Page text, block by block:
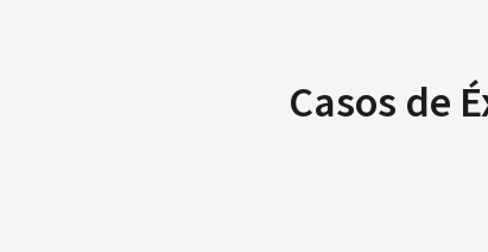
Casos de